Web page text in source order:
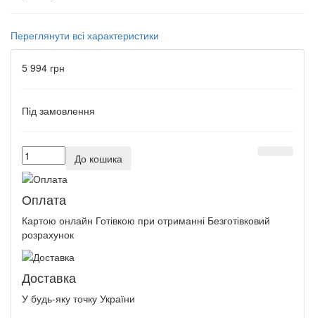
Переглянути всі характеристики
5 994 грн
Під замовлення
До кошика
Оплата
Картою онлайн Готівкою при отриманні Безготівковий
розрахунок
Доставка
У будь-яку точку України